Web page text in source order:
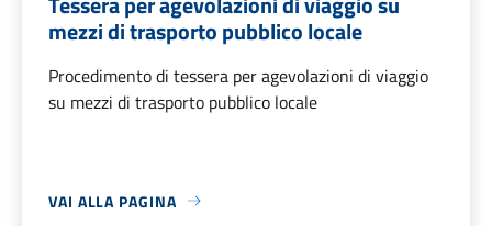
mezzi di trasporto pubblico locale
Procedimento di tessera per agevolazioni di viaggio
su mezzi di trasporto pubblico locale
VAI ALLA PAGINA